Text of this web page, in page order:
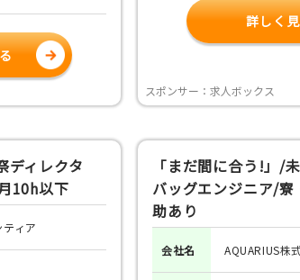
詳しく
スポンサー：求人ボックス
ディレクタ
10h以下
ィア
「まだ間に合う!」/
バッグエンジニア/寮
助あり
会社名 AQUARIUS株